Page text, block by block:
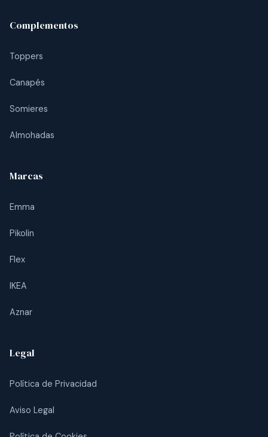
Complementos
Toppers
Canapés
Somieres
Almohadas
Marcas
Emma
Pikolin
Flex
IKEA
Aznar
Legal
Política de Privacidad
Aviso Legal